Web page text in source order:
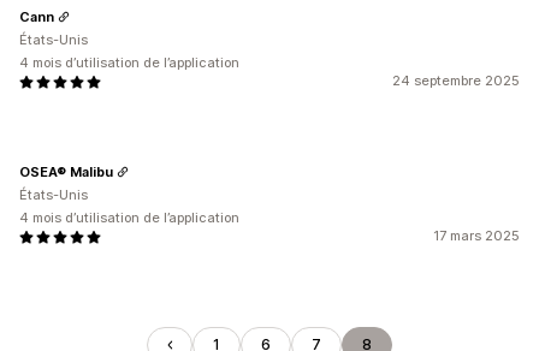
24 septembre 2025
Cann
États-Unis
4 mois d’utilisation de l’application
17 mars 2025
OSEA® Malibu
États-Unis
4 mois d’utilisation de l’application
1 6 7 8